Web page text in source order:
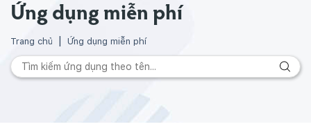
Ứng dụng miễn phí
Trang chủ Ứng dụng miễn phí